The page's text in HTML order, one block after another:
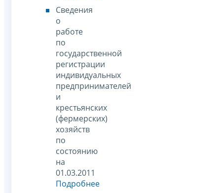
Сведения
о
работе
по
государственной
регистрации
индивидуальных
предпринимателей
и
крестьянских
(фермерских)
хозяйств
по
состоянию
на
01.03.2011
Подробнее